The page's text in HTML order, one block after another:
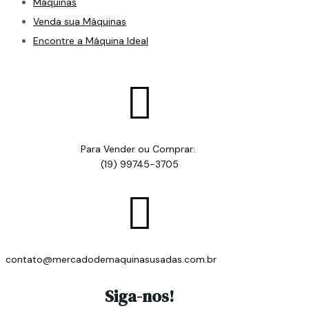
Venda sua Máquinas
Encontre a Máquina Ideal

Para Vender ou Comprar:
(19) 99745-3705

contato@mercadodemaquinasusadas.com.br
Siga-nos!